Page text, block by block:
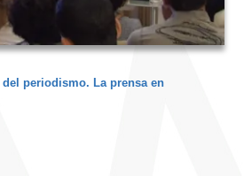
del periodismo. La prensa en